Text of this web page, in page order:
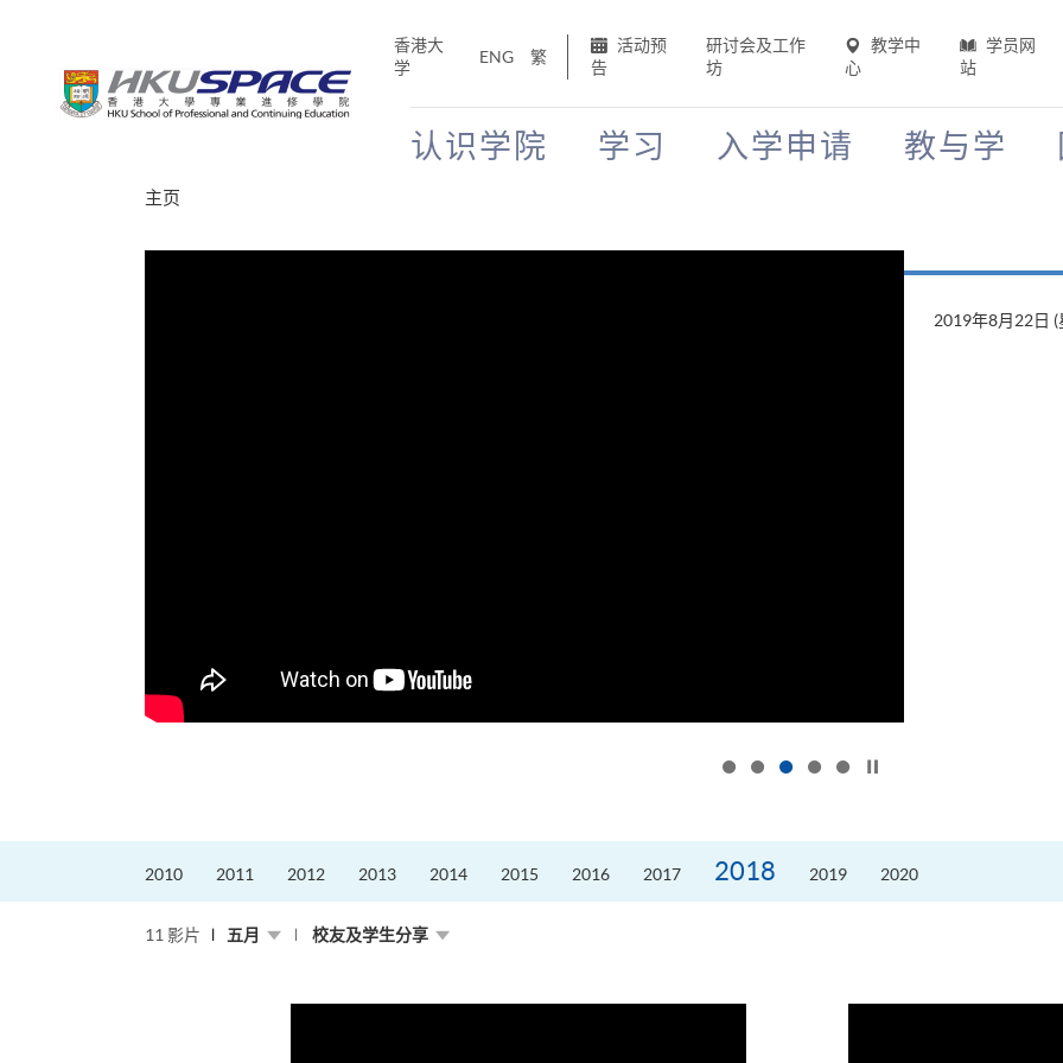
香港大
学
ENG 繁
活动预
告
研讨会及工作
坊
教学中
心
学员网
站
认识学院 学习 入学申请 教与学
主页
2019年8月22日 (
2010 2011 2012 2013 2014 2015 2016 2017 2018 2019 2020
11 影片 五月 校友及学生分享